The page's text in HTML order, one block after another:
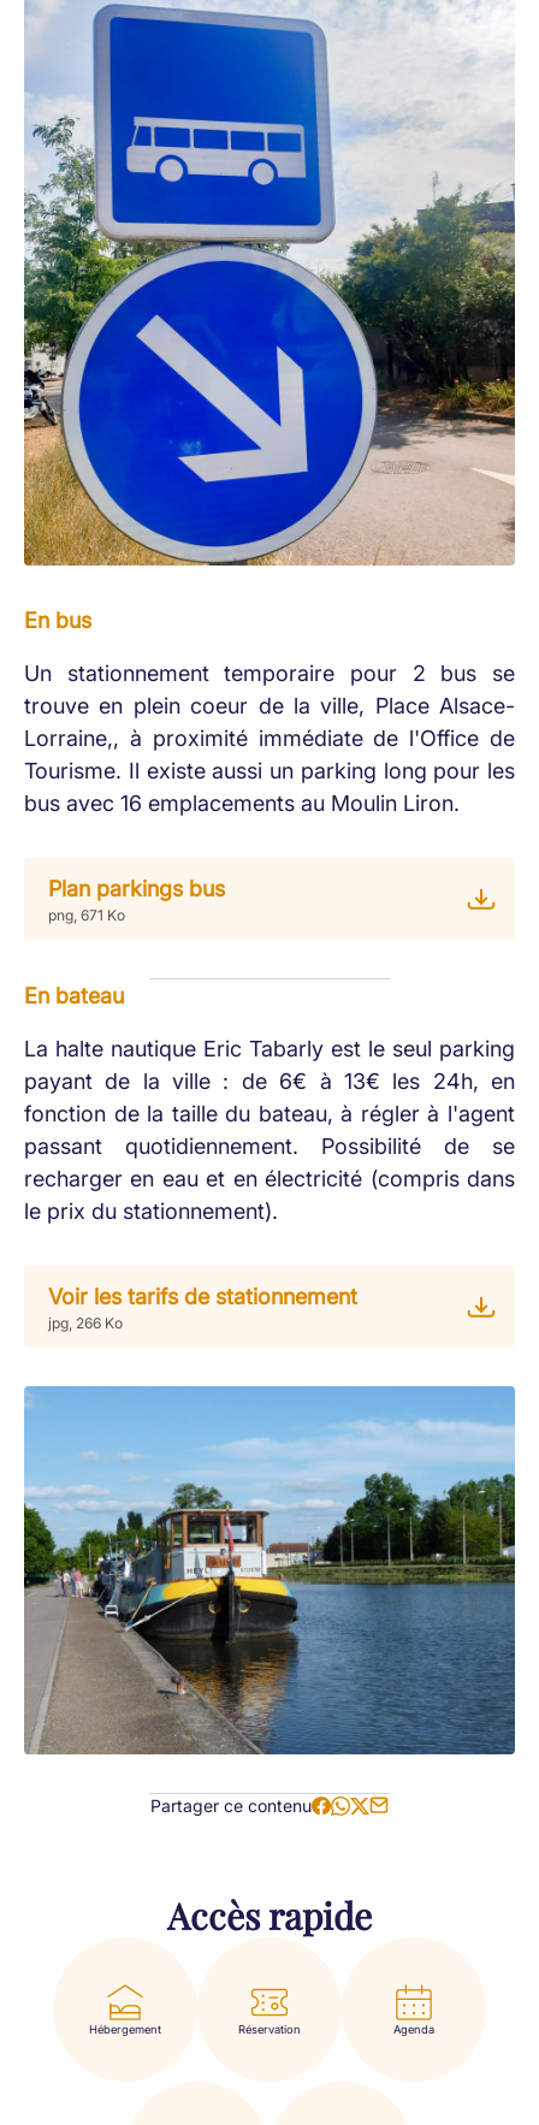
En bus
Un stationnement temporaire pour 2 bus se
trouve en plein coeur de la ville, Place Alsace-
Lorraine,, à proximité immédiate de l'Office de
Tourisme. Il existe aussi un parking long pour les
bus avec 16 emplacements au Moulin Liron.
Plan parkings bus
png, 671 Ko
En bateau
La halte nautique Eric Tabarly est le seul parking
payant de la ville : de 6€ à 13€ les 24h, en
fonction de la taille du bateau, à régler à l'agent
passant quotidiennement. Possibilité de se
recharger en eau et en électricité (compris dans
le prix du stationnement).
Voir les tarifs de stationnement
jpg, 266 Ko
Partager ce contenu
Accès rapide
Hébergement Réservation Agenda